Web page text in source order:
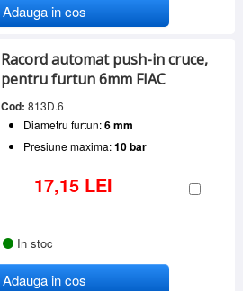
Adauga in cos
Racord automat push-in cruce,
pentru furtun 6mm FIAC
Cod: 813D.6
Diametru furtun:6 mm
Presiune maxima:10 bar
17,15 LEI
In stoc
Adauga in cos